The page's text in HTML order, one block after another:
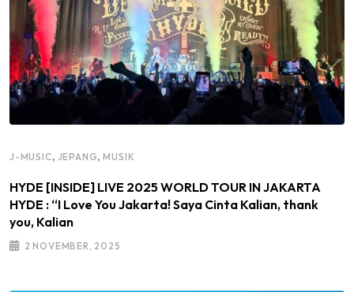
J-MUSIC, JEPANG,MUSIK
HYDE [INSIDE] LIVE 2025 WORLD TOUR IN JAKARTA
HYDE : “I Love You Jakarta! Saya Cinta Kalian, thank
you, Kalian
2 NOVEMBER, 2025